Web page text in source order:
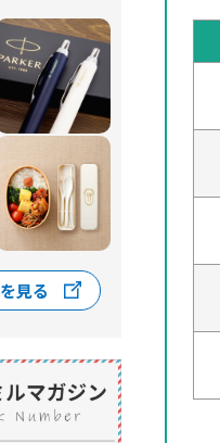
見る